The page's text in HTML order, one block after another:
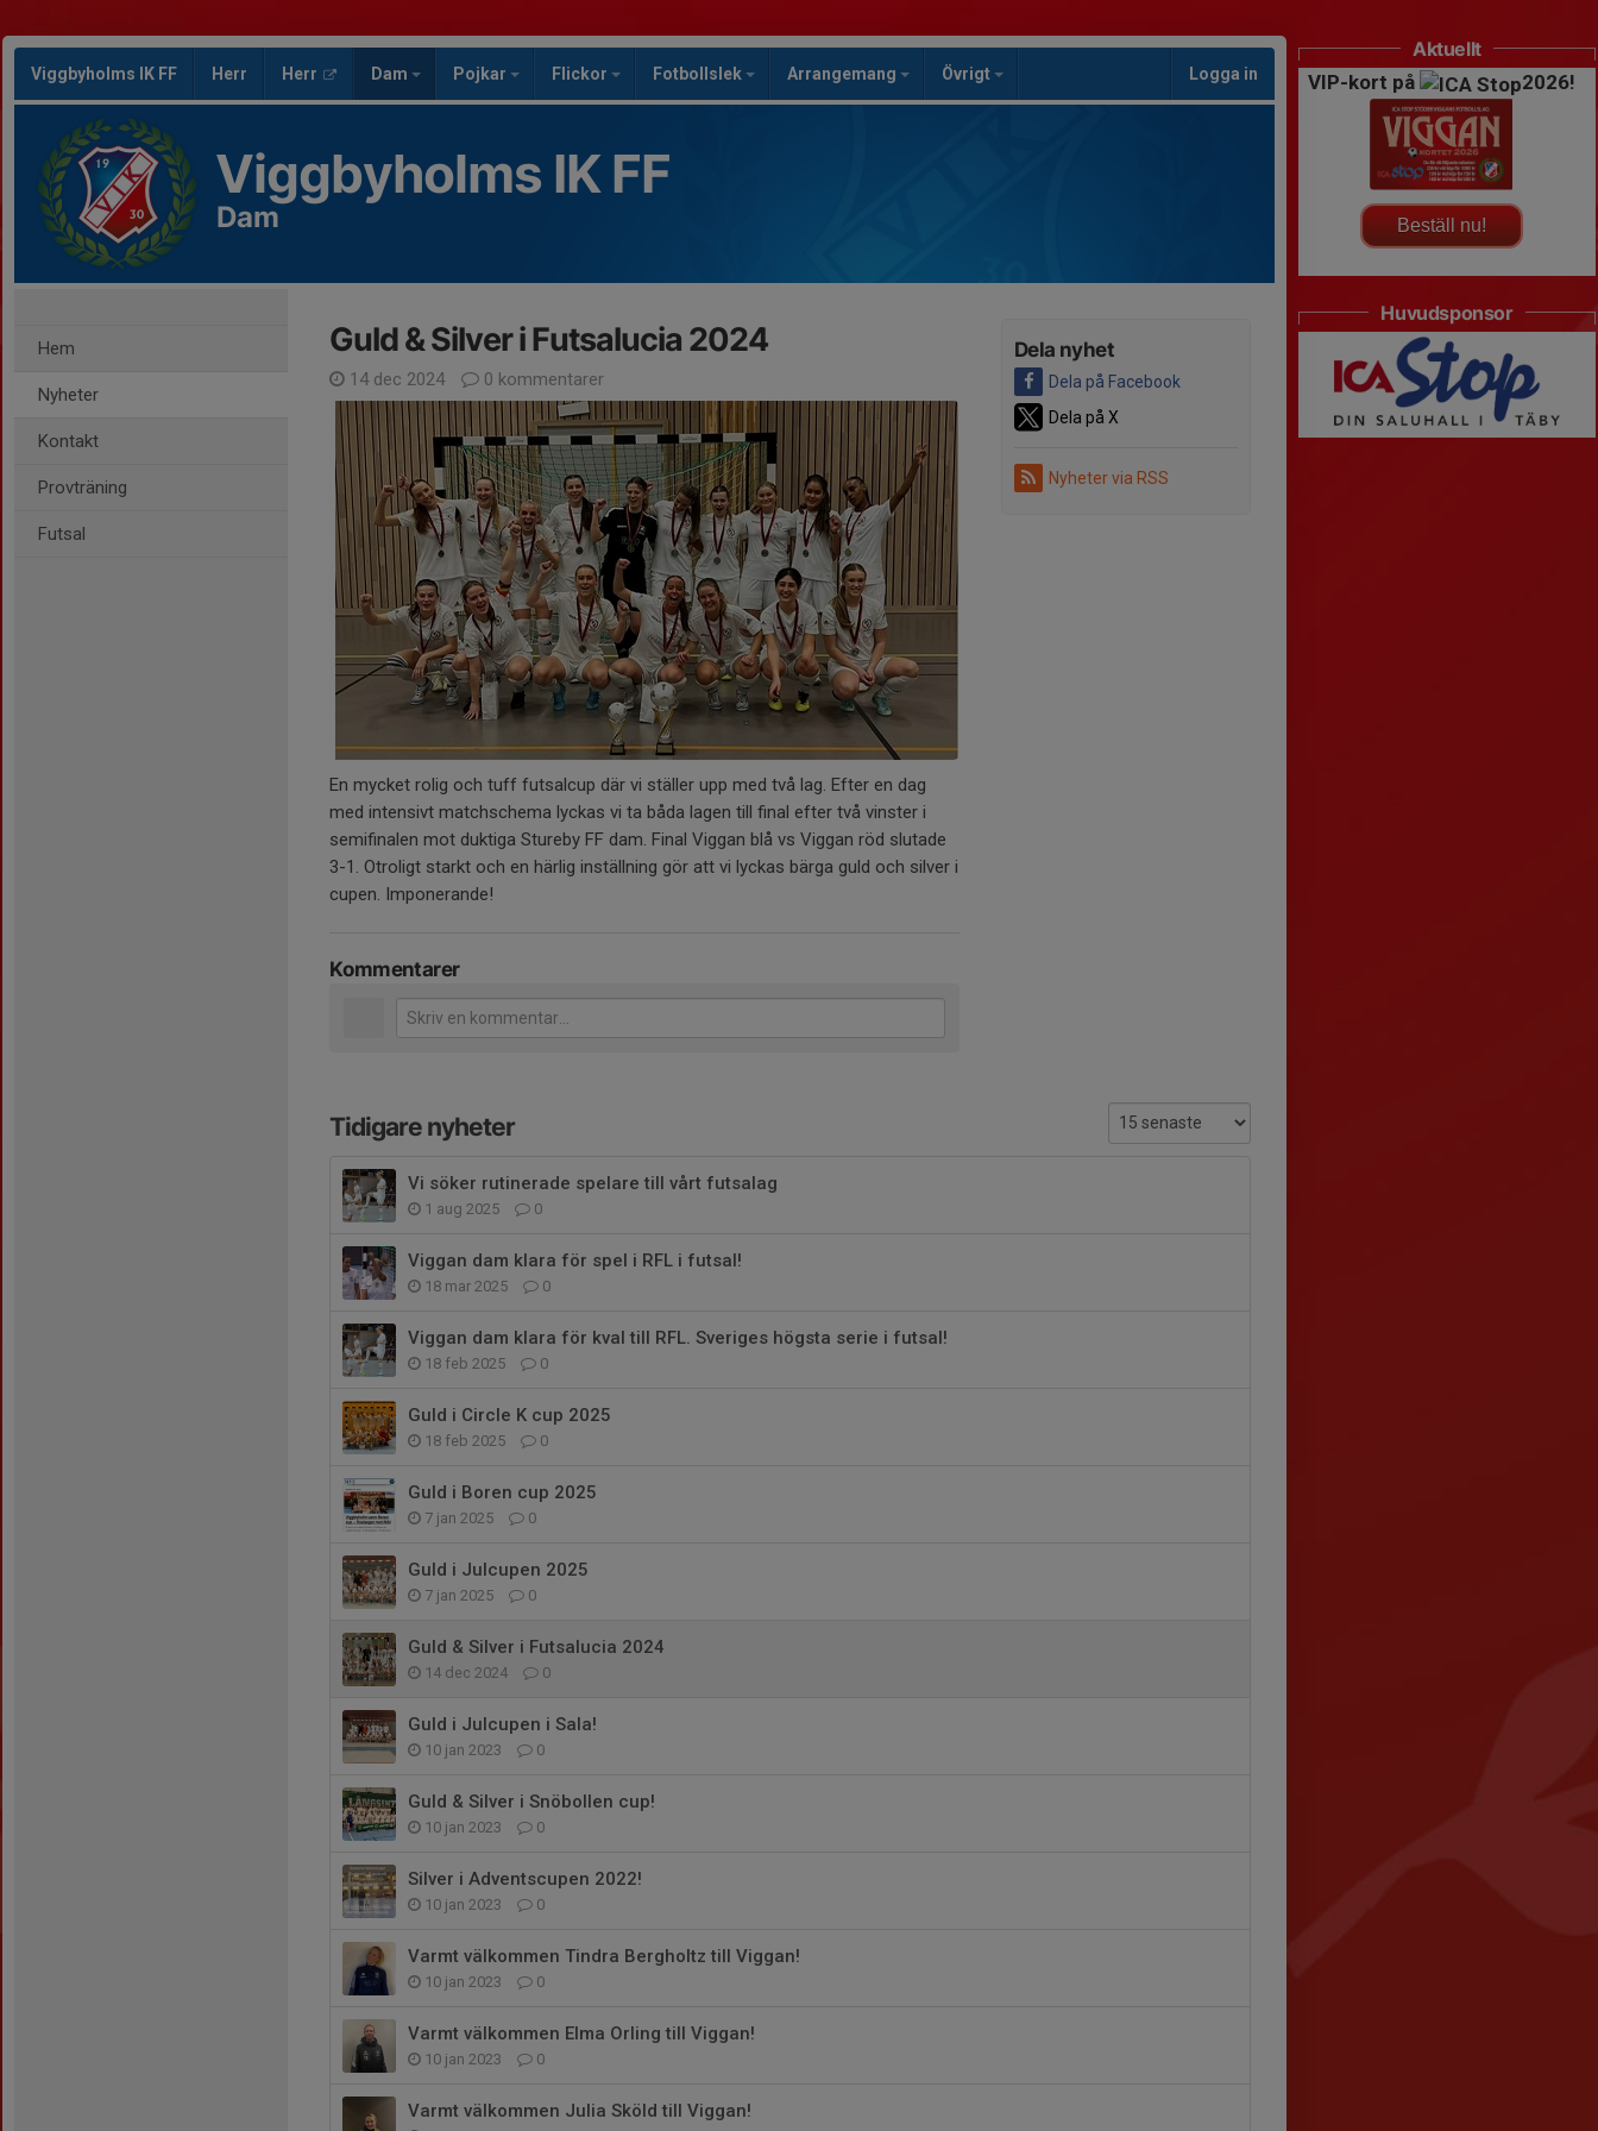
Viggbyholms IK FF Herr Herr Dam Pojkar Flickor Fotbollslek Arrangemang Övrigt Logga in
Viggbyholms IK FF
Dam
Hem
Nyheter
Kontakt
Provträning
Futsal
Dela nyhet
Dela på Facebook
Dela på X
Nyheter via RSS
Guld & Silver i Futsalucia 2024
14 dec 2024 0 kommentarer
En mycket rolig och tuff futsalcup där vi ställer upp med två lag. Efter en dag
med intensivt matchschema lyckas vi ta båda lagen till final efter två vinster i
semifinalen mot duktiga Stureby FF dam. Final Viggan blå vs Viggan röd slutade
3-1. Otroligt starkt och en härlig inställning gör att vi lyckas bärga guld och silver i
cupen. Imponerande!
Kommentarer
Tidigare nyheter
Vi söker rutinerade spelare till vårt futsalag
1 aug 2025 0
Viggan dam klara för spel i RFL i futsal!
18 mar 2025 0
Viggan dam klara för kval till RFL. Sveriges högsta serie i futsal!
18 feb 2025 0
Guld i Circle K cup 2025
18 feb 2025 0
Guld i Boren cup 2025
7 jan 2025 0
Guld i Julcupen 2025
7 jan 2025 0
Guld & Silver i Futsalucia 2024
14 dec 2024 0
Guld i Julcupen i Sala!
10 jan 2023 0
Guld & Silver i Snöbollen cup!
10 jan 2023 0
Silver i Adventscupen 2022!
10 jan 2023 0
Varmt välkommen Tindra Bergholtz till Viggan!
10 jan 2023 0
Varmt välkommen Elma Orling till Viggan!
10 jan 2023 0
Varmt välkommen Julia Sköld till Viggan!
Aktuellt
VIP-kort på
2026!
Beställ nu!
Huvudsponsor